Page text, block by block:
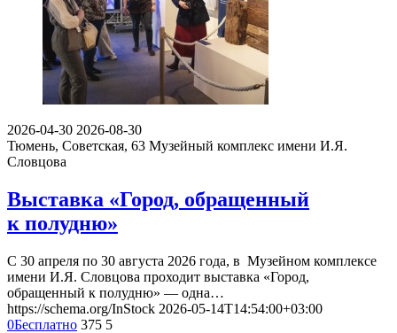
2026-04-30 2026-08-30
Тюмень, Советская, 63 Музейный комплекс имени И.Я.
Словцова
Выставка «Город, обращенный
к полудню»
С 30 апреля по 30 августа 2026 года, в Музейном комплексе
имени И.Я. Словцова проходит выставка «Город,
обращенный к полудню» — одна…
https://schema.org/InStock 2026-05-14T14:54:00+03:00
0Бесплатно 375 5